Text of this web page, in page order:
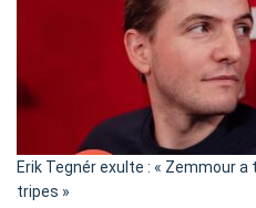
Erik Tegnér exulte : « Zemmour
tripes »